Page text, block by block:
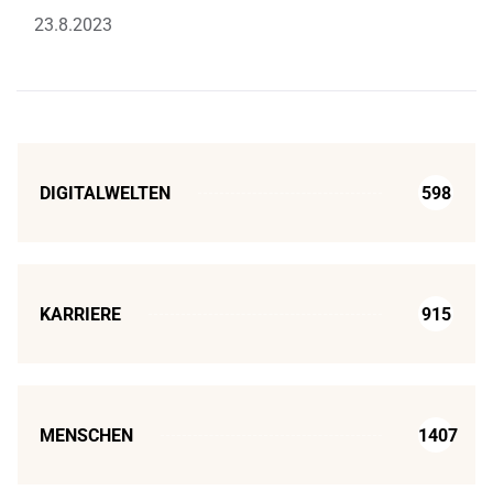
23.8.2023
DIGITALWELTEN 598
KARRIERE 915
MENSCHEN 1407